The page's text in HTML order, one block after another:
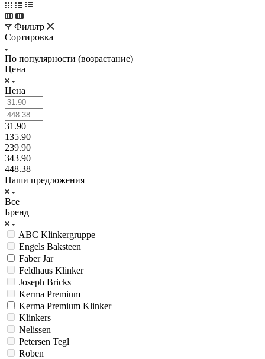
Фильтр
Сортировка
По популярности (возрастание)
Цена
Цена
31.90
135.90
239.90
343.90
448.38
Наши предложения
Все
Бренд
ABC Klinkergruppe
Engels Baksteen
Faber Jar
Feldhaus Klinker
Joseph Bricks
Kerma Premium
Kerma Premium Klinker
Klinkers
Nelissen
Petersen Tegl
Roben